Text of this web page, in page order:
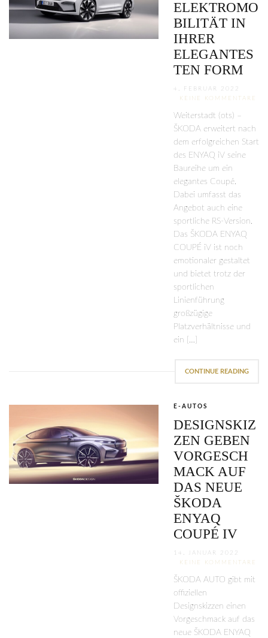
ELEKTROMO
BILITÄT IN
IHRER
ELEGANTES
TEN FORM
4. FEBRUAR 2022
KEINE KOMMENTARE
Weiterstadt (ots) –
ŠKODA erweitert nach
dem erfolgreichen Start
des ENYAQ iV seine
Baureihe um ein
elegantes Coupé.
Dabei umfasst das
Angebot auch eine
sportliche RS-Version.
Das ŠKODA ENYAQ
COUPÉ iV ist noch
emotionaler gestaltet
und bietet trotz der
sportlichen
Linienführung
großzügige
Platzverhältnisse und
ein […]
CONTINUE READING
E-AUTOS
DESIGNSKIZ
ZEN GEBEN
VORGESCH
MACK AUF
DAS NEUE
ŠKODA
ENYAQ
COUPÉ IV
14. JANUAR 2022
KEINE KOMMENTARE
ŠKODA AUTO gibt mit
offiziellen
Designskizzen einen
Vorgeschmack auf das
neue ŠKODA ENYAQ